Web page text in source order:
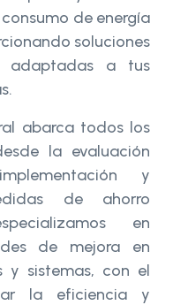
de energía
soluciones
adaptadas a tus
abarca todos los
la evaluación
y
de ahorro
en
de mejora en
y sistemas, con el
la eficiencia y